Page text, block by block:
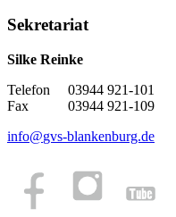
Sekretariat
Silke Reinke
Telefon 03944 921-101
Fax 03944 921-109
info@gvs-blankenburg.de